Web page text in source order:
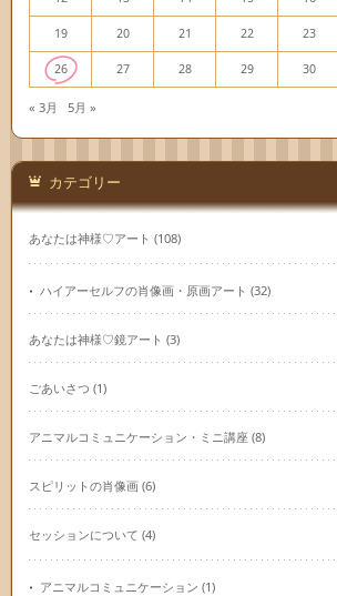
19 20 21 22 23
26 27 28 29 30
« 3月 5月 »
カテゴリー
あなたは神様♡アート (108)
ハイアーセルフの肖像画・原画アート (32)
あなたは神様♡鏡アート (3)
ごあいさつ (1)
アニマルコミュニケーション・ミニ講座 (8)
スピリットの肖像画 (6)
セッションについて (4)
アニマルコミュニケーション (1)